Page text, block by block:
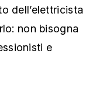
dell’elettricista
non bisogna
e